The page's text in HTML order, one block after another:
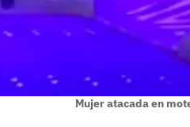
Mujer atacada en